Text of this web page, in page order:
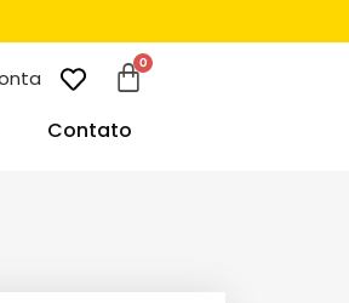
Contato